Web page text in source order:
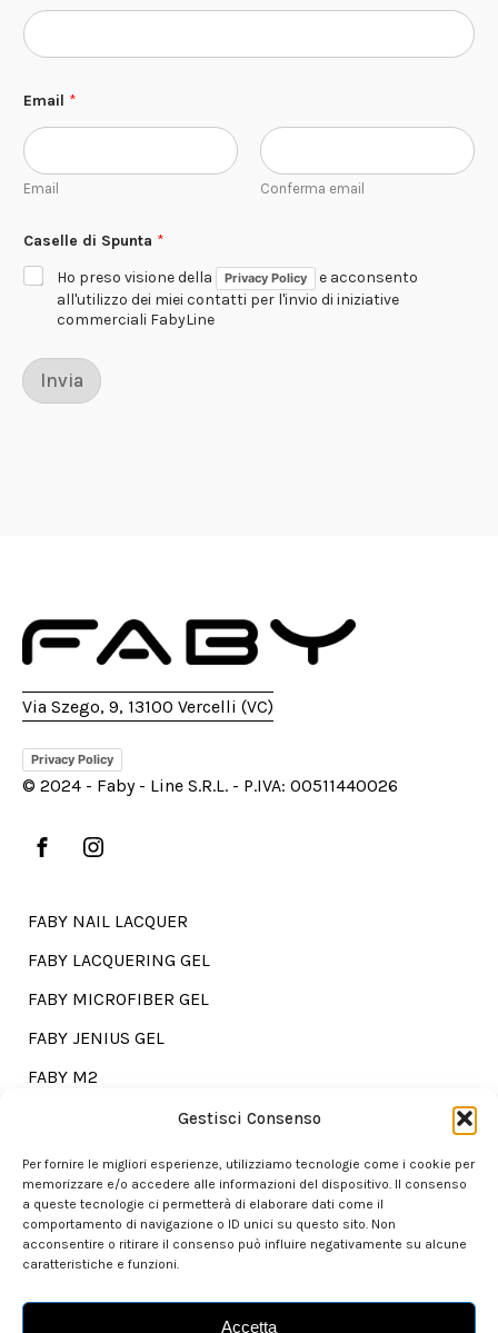
Gestisci Consenso
Per fornire le migliori esperienze, utilizziamo tecnologie come i cookie per
memorizzare e/o accedere alle informazioni del dispositivo. Il consenso
a queste tecnologie ci permetterà di elaborare dati come il
comportamento di navigazione o ID unici su questo sito. Non
acconsentire o ritirare il consenso può influire negativamente su alcune
caratteristiche e funzioni.
Accetta
e
f
o
o
Email *
Email Conferma email
Caselle di Spunta *
Ho preso visione della
Privacy Policy
e acconsento
all'utilizzo dei miei contatti per l'invio di iniziative
commerciali FabyLine
Invia
Via Szego, 9, 13100 Vercelli (VC)
Privacy Policy
© 2024 - Faby - Line S.R.L. - P.IVA: 00511440026
FABY NAIL LACQUER
FABY LACQUERING GEL
FABY MICROFIBER GEL
FABY JENIUS GEL
FABY M2
Go shopping?
Our store is here for you.